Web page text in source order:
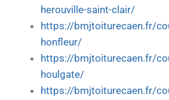
herouville-saint-clair/
https://bmjtoiturecaen.fr/
honfleur/
https://bmjtoiturecaen.fr/
houlgate/
https://bmjtoiturecaen.fr/